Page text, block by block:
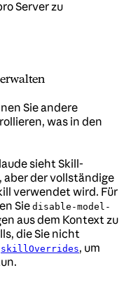
Server zu
Sie andere
was in den
sieht Skill-
aber der vollständige
verwendet wird. Für
Sie disable-model-
aus dem Kontext zu
die Sie nicht
skillOverrides, um